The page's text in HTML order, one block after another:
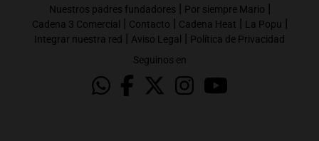
Nuestros padres fundadores | Por siempre Mario |
Cadena 3 Comercial | Contacto | Cadena Heat | La Popu |
Integrar nuestra red | Aviso Legal | Política de Privacidad
Seguinos en